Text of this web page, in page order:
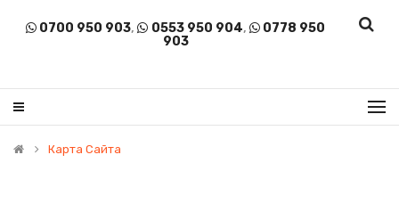
0700 950 903, 0553 950 904,
0778 950
903
Карта Сайта